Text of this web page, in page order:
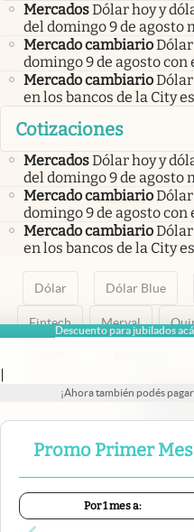
Descuento para jubilados acá
|
¡Ahora también podés
Promo Primer Mes
Por 1 mes a:
MercadosDólar hoy y
del domingo 9 de agosto
Mercado cambiario
domingo 9 de agosto con
Mercado cambiario
en los bancos de la City
Cotizaciones
MercadosDólar hoy y
del domingo 9 de agosto
Mercado cambiario
domingo 9 de agosto con
Mercado cambiario
en los bancos de la City
Dólar Dólar Blue
Fintech Merval